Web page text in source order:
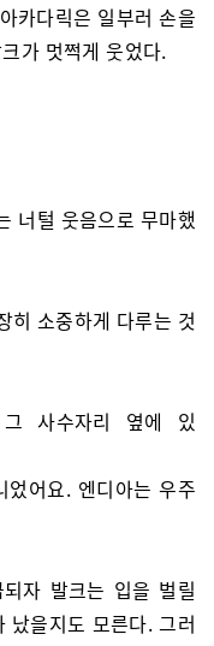
카다릭은 일부러 손을
가 멋쩍게 웃었다.
너털 웃음으로 무마했
히 소중하게 다루는 것
사수자리 옆에 있
었어요. 엔디아는 우주
자 발크는 입을 벌릴
났을지도 모른다. 그러